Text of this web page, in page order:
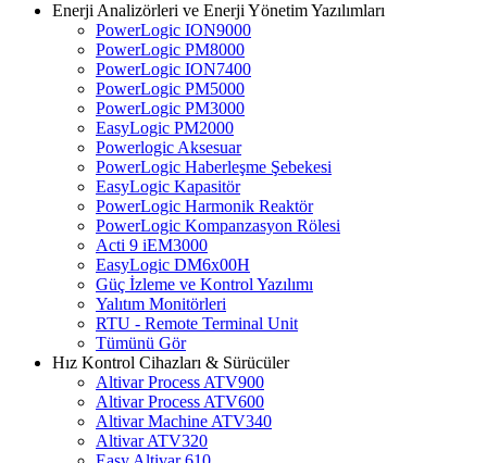
Enerji Analizörleri ve Enerji Yönetim Yazılımları
PowerLogic ION9000
PowerLogic PM8000
PowerLogic ION7400
PowerLogic PM5000
PowerLogic PM3000
EasyLogic PM2000
Powerlogic Aksesuar
PowerLogic Haberleşme Şebekesi
EasyLogic Kapasitör
PowerLogic Harmonik Reaktör
PowerLogic Kompanzasyon Rölesi
Acti 9 iEM3000
EasyLogic DM6x00H
Güç İzleme ve Kontrol Yazılımı
Yalıtım Monitörleri
RTU - Remote Terminal Unit
Tümünü Gör
Hız Kontrol Cihazları & Sürücüler
Altivar Process ATV900
Altivar Process ATV600
Altivar Machine ATV340
Altivar ATV320